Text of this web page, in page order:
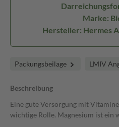
Marke:
Hersteller: Hermes
Packungsbeilage LMIV
Beschreibung
Eine gute Versorgung mit
wichtige Rolle. Magnesium ist